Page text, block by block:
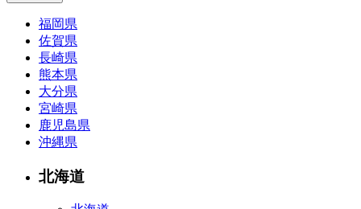
福岡県
佐賀県
長崎県
熊本県
大分県
宮崎県
鹿児島県
沖縄県
北海道